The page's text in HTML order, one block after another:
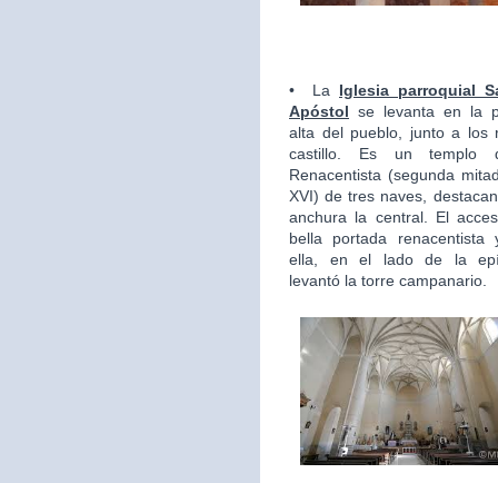
• La Iglesia parroquial
Apóstol se levanta en la
alta del pueblo, junto a los
castillo. Es un templo
Renacentista (segunda
XVI) de tres naves,
anchura la central. El
bella portada
ella, en el lado de la
levantó la torre campanario.